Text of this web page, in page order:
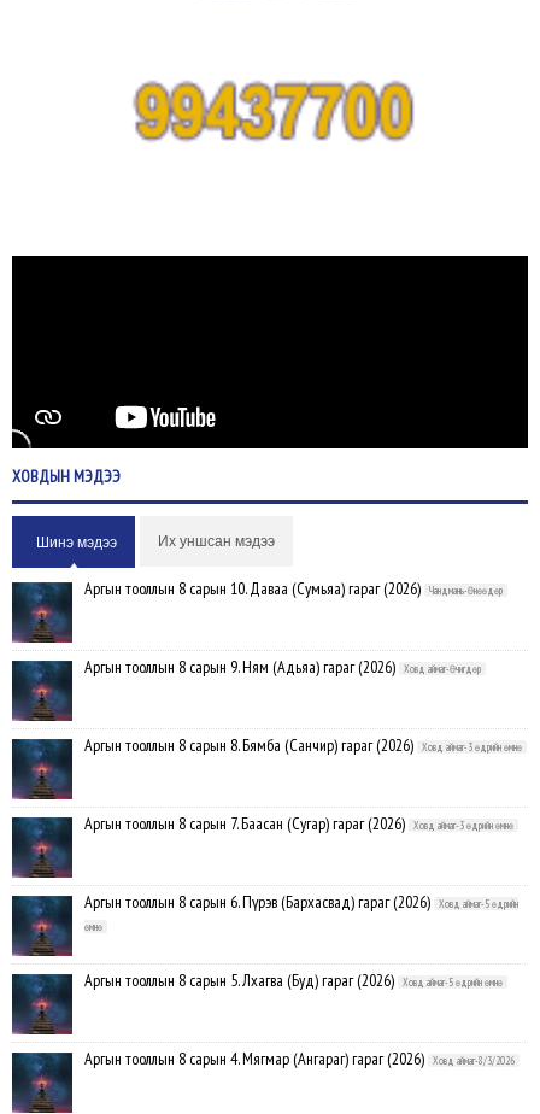
ХОВДЫНМЭДЭЭ
Шинэ мэдээ Их уншсан мэдээ
Аргын тооллын 8 сарын 10. Даваа (Сумьяа) гараг (2026) Чандмань-Өнөөдөр
Аргын тооллын 8 сарын 9. Ням (Адьяа) гараг (2026) Ховд аймаг-Өчигдөр
Аргын тооллын 8 сарын 8. Бямба (Санчир) гараг (2026) Ховд аймаг-3 өдрийн өмнө
Аргын тооллын 8 сарын 7. Баасан (Сугар) гараг (2026) Ховд аймаг-3 өдрийн өмнө
Аргын тооллын 8 сарын 6. Пүрэв (Бархасвад) гараг (2026)
Ховд аймаг-5 өдрийн
өмнө
Аргын тооллын 8 сарын 5. Лхагва (Буд) гараг (2026) Ховд аймаг-5 өдрийн өмнө
Аргын тооллын 8 сарын 4. Мягмар (Ангараг) гараг (2026) Ховд аймаг-8/3/2026